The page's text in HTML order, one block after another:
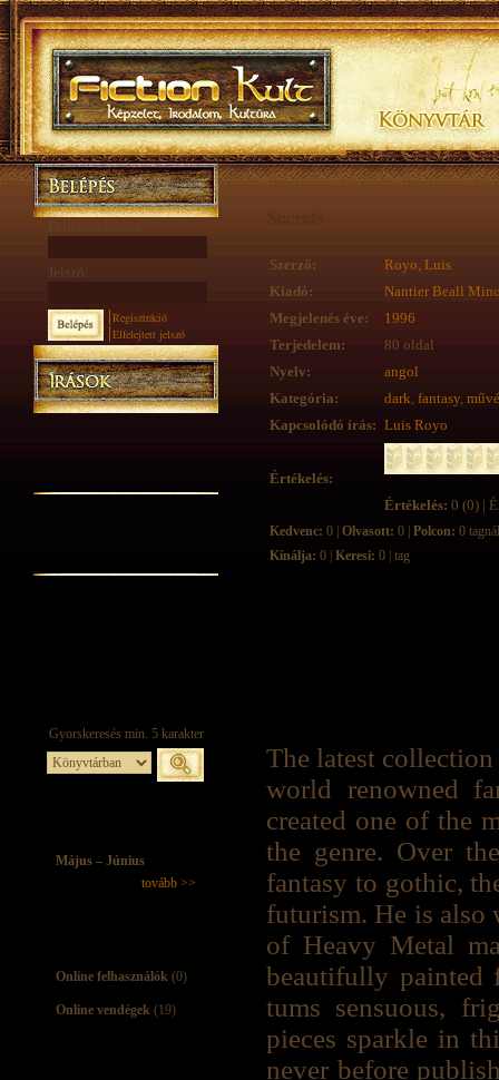
Jelszó:
Regisztráció
Elfelejtett jelszó
Május – Június
tovább >>
Online felhasználók (0)
Online vendégek (19)
Secrets
Szerző:
Royo, Luis
Kiadó:
Nantier Beall
Megjelenés éve:
1996
Terjedelem:
80 oldal
Nyelv:
angol
Kategória:
dark, fantasy,
Kapcsolódó írás: Luis Royo
Értékelés:
Értékelés: 0 (0) |
Kedvenc: 0 | Olvasott: 0 | Polcon: 0 tagnál
Kínálja: 0 | Keresi: 0 | tag
The latest
world renowned
created one of the
the genre. Over
fantasy to gothic,
futurism. He is also
of Heavy Metal
beautifully painted
tums sensuous,
pieces sparkle in
never before